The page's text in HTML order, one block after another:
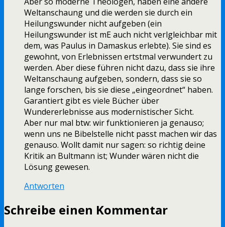
Weltanschaung und die werden sie durch ein
Heilungswunder nicht aufgeben (ein
Heilungswunder ist mE auch nicht verlgleichbar mit
dem, was Paulus in Damaskus erlebte). Sie sind es
gewohnt, von Erlebnissen ertstmal verwundert zu
werden. Aber diese führen nicht dazu, dass sie ihre
Weltanschaung aufgeben, sondern, dass sie so
lange forschen, bis sie diese „eingeordnet“ haben.
Garantiert gibt es viele Bücher über
Wundererlebnisse aus modernistischer Sicht.
Aber nur mal btw: wir funktionieren ja genauso;
wenn uns ne Bibelstelle nicht passt machen wir das
genauso. Wollt damit nur sagen: so richtig deine
Kritik an Bultmann ist; Wunder wären nicht die
Lösung gewesen.
Antworten
Schreibe einen Kommentar